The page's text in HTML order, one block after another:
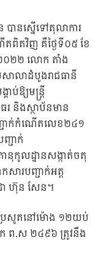
ានស្នើទៅតុលាការ
ើតពិតវិញ គឺថ្ងៃទី០៥ ខែ
២០២២ លោក តាំង
លាដំបូងរាជធានី
ាប់ឱ្យមន្ត្រី
រ និងស្ថាប័នមាន
ជាក់កំណើតលេខ២៤១
ជាក់
កូលដ្ឋានសង្កាត់ចតុ
ារបញ្ជាក់អត្ត
ោ ហ៊ុន សែន។
ប្រសូតនៅម៉ោង ១២យប់
ក ព.ស ២៤៩៦ ត្រូវនឹង